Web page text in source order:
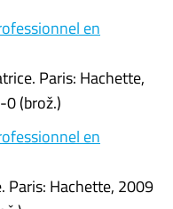
en
Paris: Hachette,
(brož.)
en
Paris: Hachette, 2009